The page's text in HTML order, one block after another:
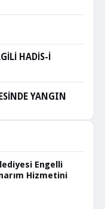
HADİS-İ
YANGIN
Engelli
Hizmetini